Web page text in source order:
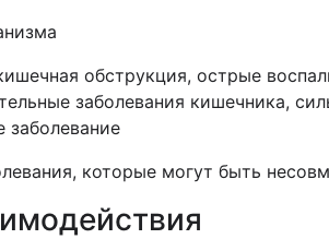
обструкция, острые
заболевания кишечника,
заболевание
которые могут быть